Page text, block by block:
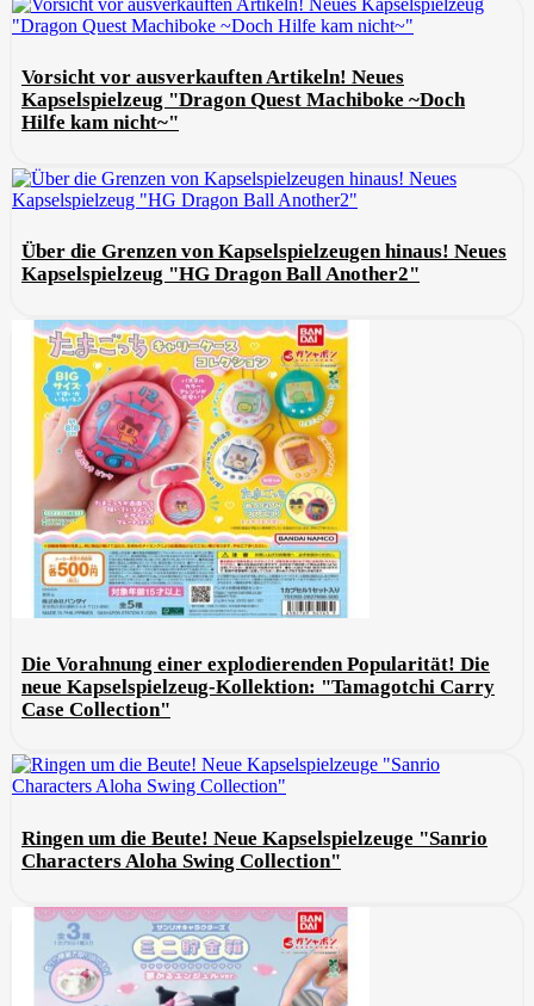
Vorsicht vor ausverkauften Artikeln! Neues
Kapselspielzeug "Dragon Quest Machiboke ~Doch
Hilfe kam nicht~"
Über die Grenzen von Kapselspielzeugen hinaus! Neues
Kapselspielzeug "HG Dragon Ball Another2"
Die Vorahnung einer explodierenden Popularität! Die
neue Kapselspielzeug-Kollektion: "Tamagotchi Carry
Case Collection"
Ringen um die Beute! Neue Kapselspielzeuge "Sanrio
Characters Aloha Swing Collection"